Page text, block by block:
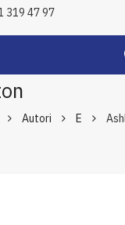
319 47 97
Autori E